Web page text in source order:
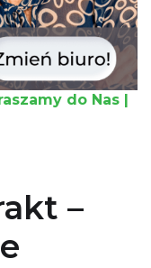
do Nas |
–